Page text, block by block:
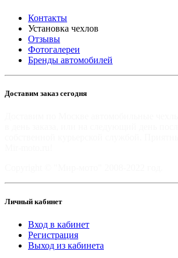
Контакты
Установка чехлов
Отзывы
Фотогалереи
Бренды автомобилей
Доставим заказ сегодня
Личный кабинет
Вход в кабинет
Регистрация
Выход из кабинета